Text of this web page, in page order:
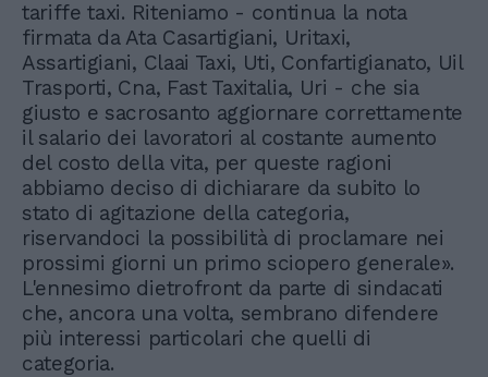
tariffe taxi. Riteniamo - continua la nota
firmata da Ata Casartigiani, Uritaxi,
Assartigiani, Claai Taxi, Uti, Confartigianato, Uil
Trasporti, Cna, Fast Taxitalia, Uri - che sia
giusto e sacrosanto aggiornare correttamente
il salario dei lavoratori al costante aumento
del costo della vita, per queste ragioni
abbiamo deciso di dichiarare da subito lo
stato di agitazione della categoria,
riservandoci la possibilità di proclamare nei
prossimi giorni un primo sciopero generale».
L'ennesimo dietrofront da parte di sindacati
che, ancora una volta, sembrano difendere
più interessi particolari che quelli di
categoria.